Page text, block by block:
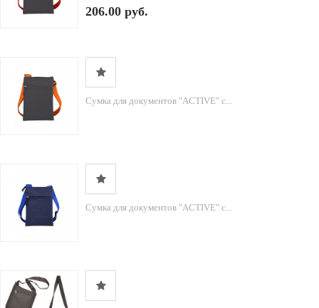
206.00 руб.
Сумка для документов "ACTIVE" с...
Сумка для документов "ACTIVE" с...